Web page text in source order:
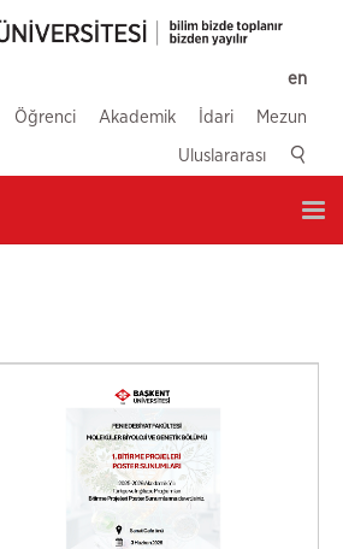
en
Öğrenci Akademik İdari Mezun
Uluslararası